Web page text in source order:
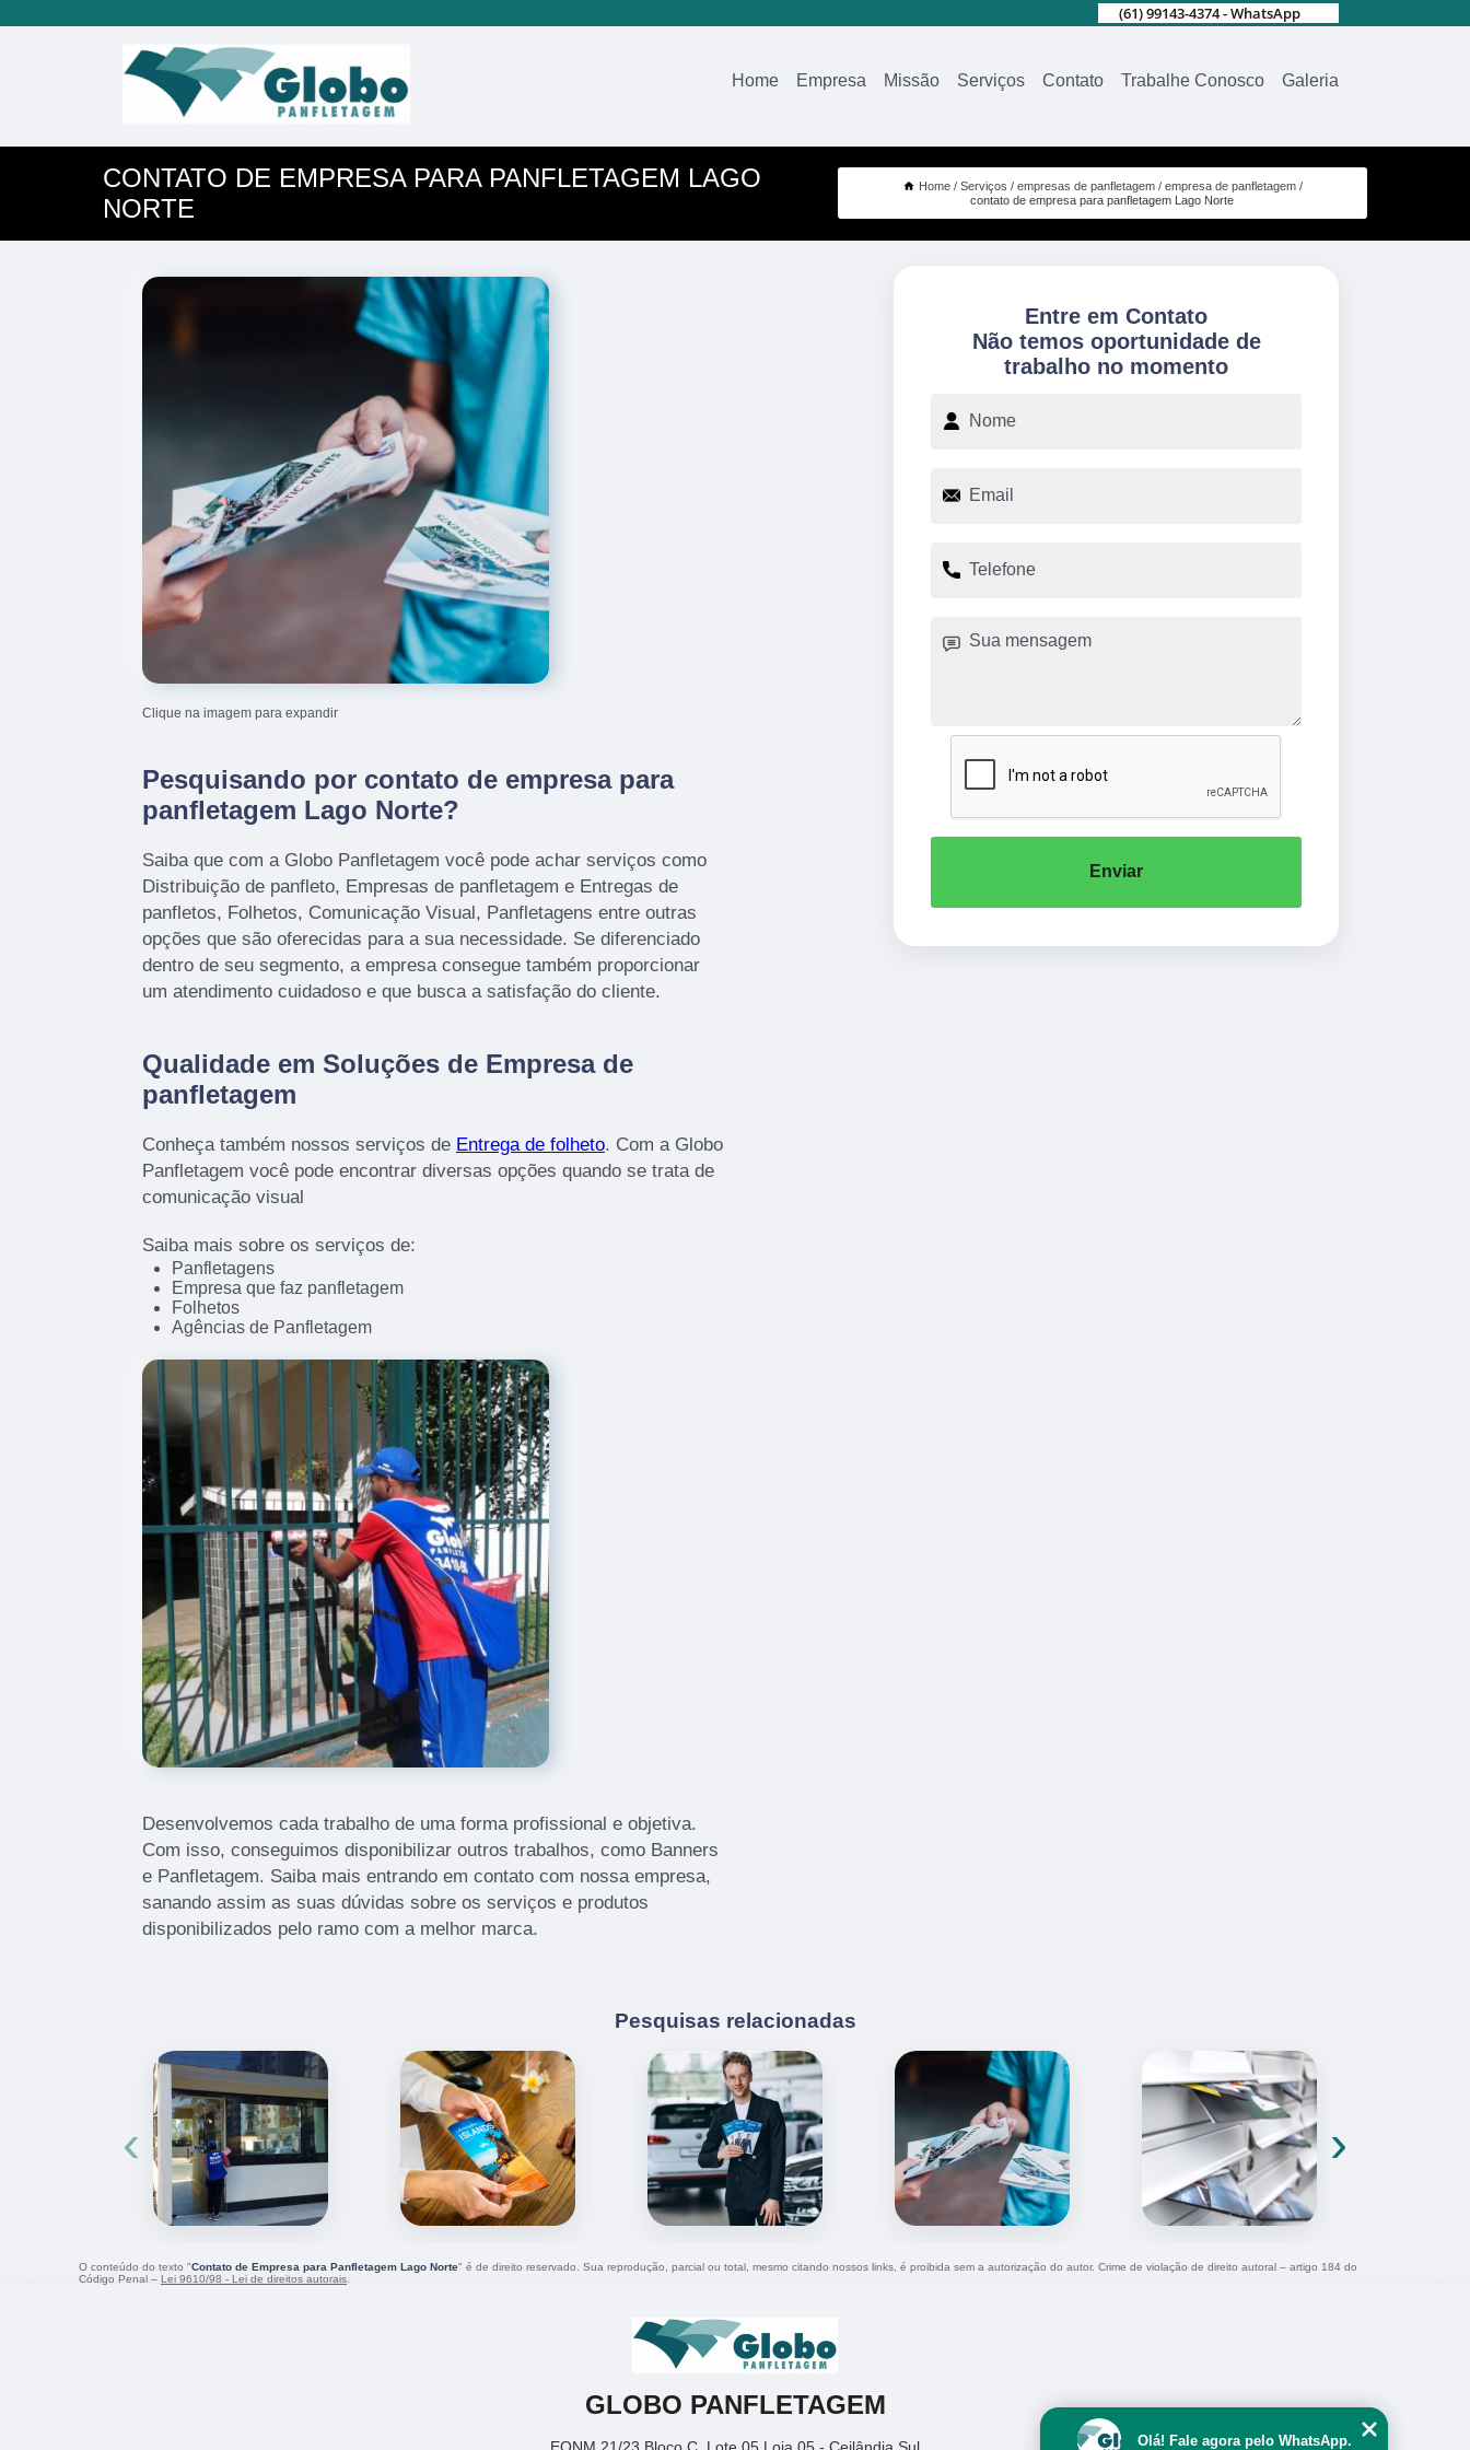
(61) 99143-4374 - WhatsApp
Home Empresa Missão Serviços Contato Trabalhe Conosco Galeria
CONTATO DE EMPRESA PARA PANFLETAGEM LAGO
NORTE
Home Serviços empresas de panfletagem
empresa de panfletagem
contato de empresa para panfletagem Lago Norte
Clique na imagem para expandir
Pesquisando por contato de empresa para
panfletagem Lago Norte?
Saiba que com a Globo Panfletagem você pode achar serviços como
Distribuição de panfleto, Empresas de panfletagem e Entregas de
panfletos, Folhetos, Comunicação Visual, Panfletagens entre outras
opções que são oferecidas para a sua necessidade. Se diferenciado
dentro de seu segmento, a empresa consegue também proporcionar
um atendimento cuidadoso e que busca a satisfação do cliente.
Qualidade em Soluções de Empresa de
panfletagem
Conheça também nossos serviços de Entrega de folheto. Com a Globo
Panfletagem você pode encontrar diversas opções quando se trata de
comunicação visual
Saiba mais sobre os serviços de:
Panfletagens
Empresa que faz panfletagem
Folhetos
Agências de Panfletagem
Desenvolvemos cada trabalho de uma forma profissional e objetiva.
Com isso, conseguimos disponibilizar outros trabalhos, como Banners
e Panfletagem. Saiba mais entrando em contato com nossa empresa,
sanando assim as suas dúvidas sobre os serviços e produtos
disponibilizados pelo ramo com a melhor marca.
Entre em Contato
Não temos oportunidade de
trabalho no momento
Enviar
Pesquisas relacionadas
‹ ›
O conteúdo do texto "Contato de Empresa para Panfletagem Lago Norte" é de direito reservado. Sua reprodução, parcial ou total, mesmo citando nossos links, é proibida sem a autorização do autor. Crime de violação de direito autoral – artigo 184 do
Código Penal – Lei 9610/98 - Lei de direitos autorais
GLOBO PANFLETAGEM
Olá! Fale agora pelo WhatsApp.